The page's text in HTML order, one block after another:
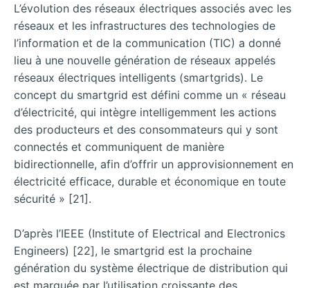
L’évolution des réseaux électriques associés avec les
réseaux et les infrastructures des technologies de
l’information et de la communication (TIC) a donné
lieu à une nouvelle génération de réseaux appelés
réseaux électriques intelligents (smartgrids). Le
concept du smartgrid est défini comme un « réseau
d’électricité, qui intègre intelligemment les actions
des producteurs et des consommateurs qui y sont
connectés et communiquent de manière
bidirectionnelle, afin d’offrir un approvisionnement en
électricité efficace, durable et économique en toute
sécurité » [21].
D’après l’IEEE (Institute of Electrical and Electronics
Engineers) [22], le smartgrid est la prochaine
génération du système électrique de distribution qui